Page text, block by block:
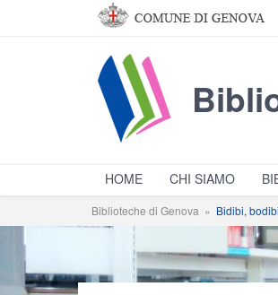
Salta al contenuto principale
HOME CHI SIAMO
Biblioteche di Genova » Bidibi,